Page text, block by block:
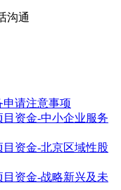
沟通
申请注意事项
目资金-中小企业服务
目资金-北京区域性股
目资金-战略新兴及未